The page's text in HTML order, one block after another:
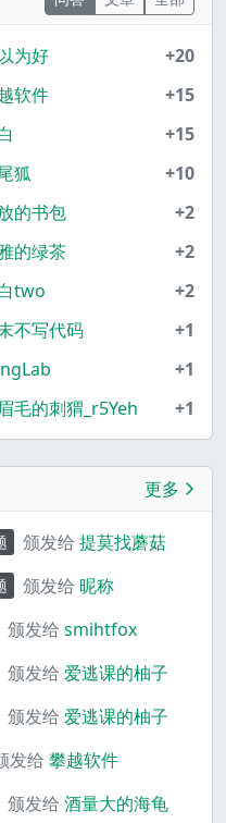
为好
+20
软件
+15
+15
狐
+10
的书包
+2
的绿茶
+2
two
+2
不写代码
+1
+1
毛的刺猬_r5Yeh +1
更多
颁发给 提莫找蘑菇
颁发给 昵称
颁发给 smihtfox
颁发给 爱逃课的柚子
颁发给 爱逃课的柚子
发给 攀越软件
颁发给 酒量大的海龟